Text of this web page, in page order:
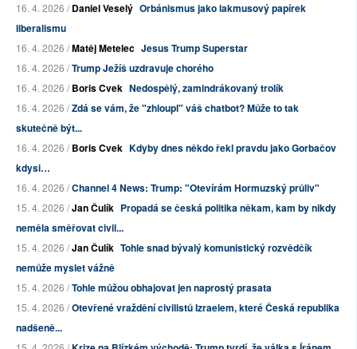
16. 4. 2026 /Daniel Veselý Orbánismus jako lakmusový papírek
liberalismu
16. 4. 2026 /Matěj Metelec Jesus Trump Superstar
16. 4. 2026 /Trump Ježíš uzdravuje chorého
16. 4. 2026 /Boris Cvek Nedospělý, zamindrákovaný trolík
16. 4. 2026 /Zdá se vám, že "zhloupl" váš chatbot? Může to tak
skutečně být...
16. 4. 2026 /Boris Cvek Kdyby dnes někdo řekl pravdu jako Gorbačov
kdysi…
16. 4. 2026 /Channel 4 News: Trump: "Otevírám Hormuzský průliv"
15. 4. 2026 /Jan Čulík Propadá se česká politika někam, kam by nikdy
neměla směřovat civil...
15. 4. 2026 /Jan Čulík Tohle snad bývalý komunistický rozvědčík
nemůže myslet vážně
15. 4. 2026 /Tohle můžou obhajovat jen naprostý prasata
15. 4. 2026 /Otevřené vraždění civilistů Izraelem, které Česká republika
nadšeně...